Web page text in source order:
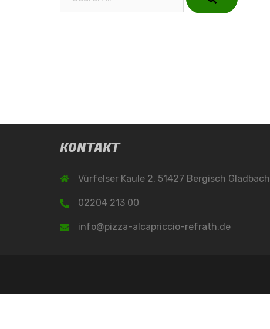
KONTAKT
Vürfelser Kaule 2, 51427 Bergisch Gladbach
02204 213 00
info@pizza-alcapriccio-refrath.de